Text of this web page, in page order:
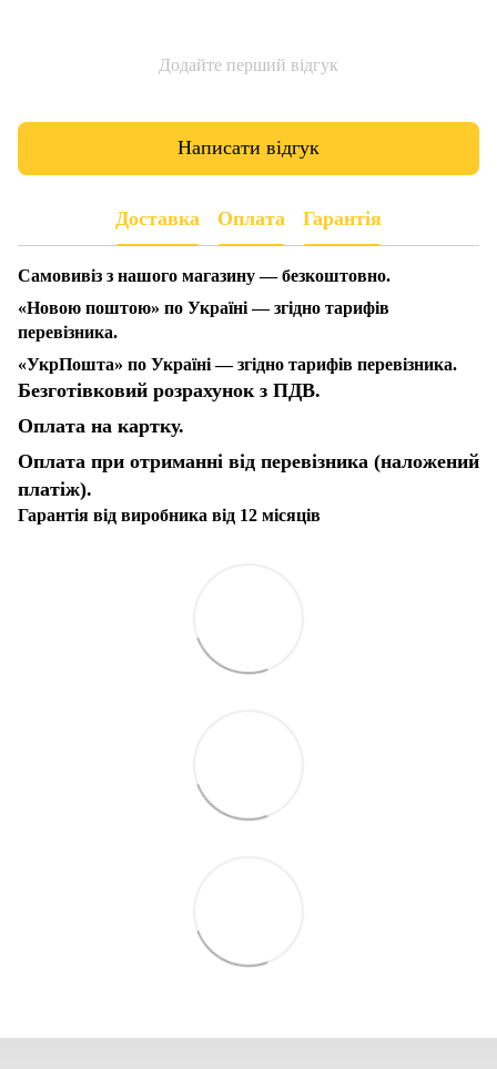
Додайте перший відгук
Написати відгук
Доставка Оплата Гарантія
Самовивіз з нашого магазину — безкоштовно.
«Новою поштою» по Україні — згідно тарифів
перевізника.
«УкрПошта» по Україні — згідно тарифів перевізника.
Безготівковий розрахунок з ПДВ.
Оплата на картку.
Оплата при отриманні від перевізника (наложений
платіж).
Гарантія від виробника від 12 місяців